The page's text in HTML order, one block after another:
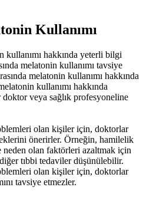
Kullanımı
kullanımı hakkında yeterli bilgi
melatonin kullanımı tavsiye
melatonin kullanımı hakkında
kullanımı hakkında
veya sağlık profesyoneline
olan kişiler için, doktorlar
önerirler. Örneğin, hamilelik
neden olan faktörleri azaltmak için
tıbbi tedaviler düşünülebilir.
olan kişiler için, doktorlar
tavsiye etmezler.